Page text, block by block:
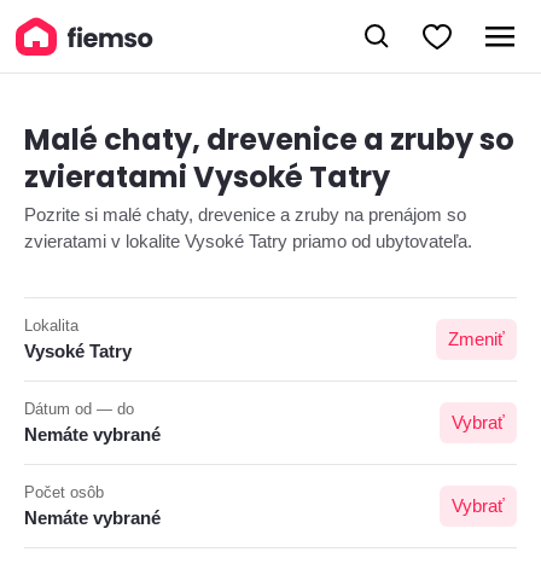
Malé chaty, drevenice a zruby so
zvieratami Vysoké Tatry
Pozrite si malé chaty, drevenice a zruby na prenájom so
zvieratami v lokalite Vysoké Tatry priamo od ubytovateľa.
Lokalita
Vysoké Tatry
Zmeniť
Dátum od — do
Nemáte vybrané
Vybrať
Počet osôb
Nemáte vybrané
Vybrať